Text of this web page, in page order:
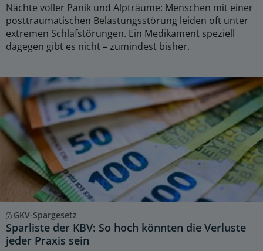
Nächte voller Panik und Alpträume: Menschen mit einer
posttraumatischen Belastungsstörung leiden oft unter
extremen Schlafstörungen. Ein Medikament speziell
dagegen gibt es nicht – zumindest bisher.
GKV-Spargesetz
Sparliste der KBV: So hoch könnten die Verluste
jeder Praxis sein